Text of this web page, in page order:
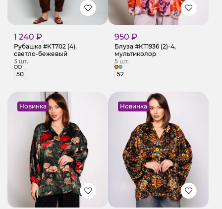
1 240 ₽
Рубашка #КТ702 (4),
светло-бежевый
3 шт.
50
950 ₽
Блуза #КТ1936 (2)-4,
мультиколор
5 шт.
52
Новинка Новинка